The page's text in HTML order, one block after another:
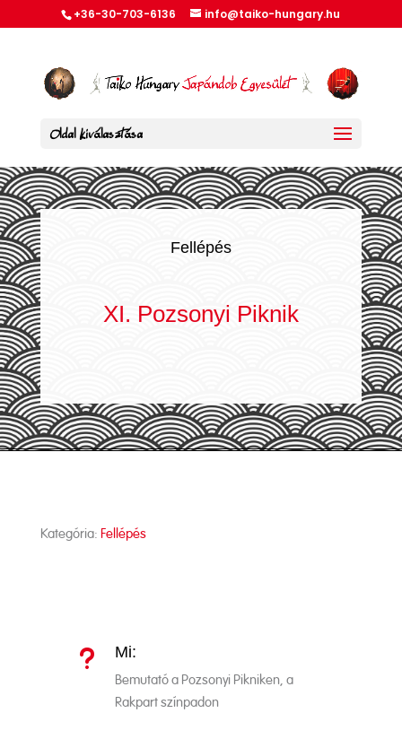
+36-30-703-6136 info@taiko-hungary.hu
Oldal kiválasztása
Fellépés
XI. Pozsonyi Piknik
Kategória: Fellépés
u Mi:
Bemutató a Pozsonyi Pikniken, a
Rakpart színpadon